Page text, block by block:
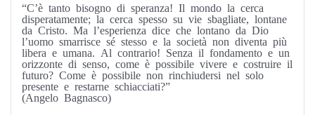
“C’è tanto bisogno di speranza! Il mondo la cerca
disperatamente; la cerca spesso su vie sbagliate, lontane
da Cristo. Ma l’esperienza dice che lontano da Dio
l’uomo smarrisce sé stesso e la società non diventa più
libera e umana. Al contrario! Senza il fondamento e un
orizzonte di senso, come è possibile vivere e costruire il
futuro? Come è possibile non rinchiudersi nel solo
presente e restarne schiacciati?”
(Angelo Bagnasco)